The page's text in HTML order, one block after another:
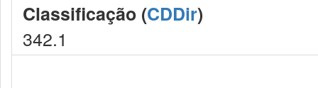
Classificação (CDDir)
342.1